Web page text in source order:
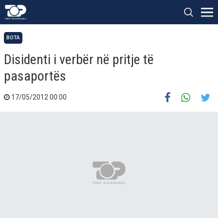
BOTA
Disidenti i verbër në pritje të
pasaportës
17/05/2012 00:00